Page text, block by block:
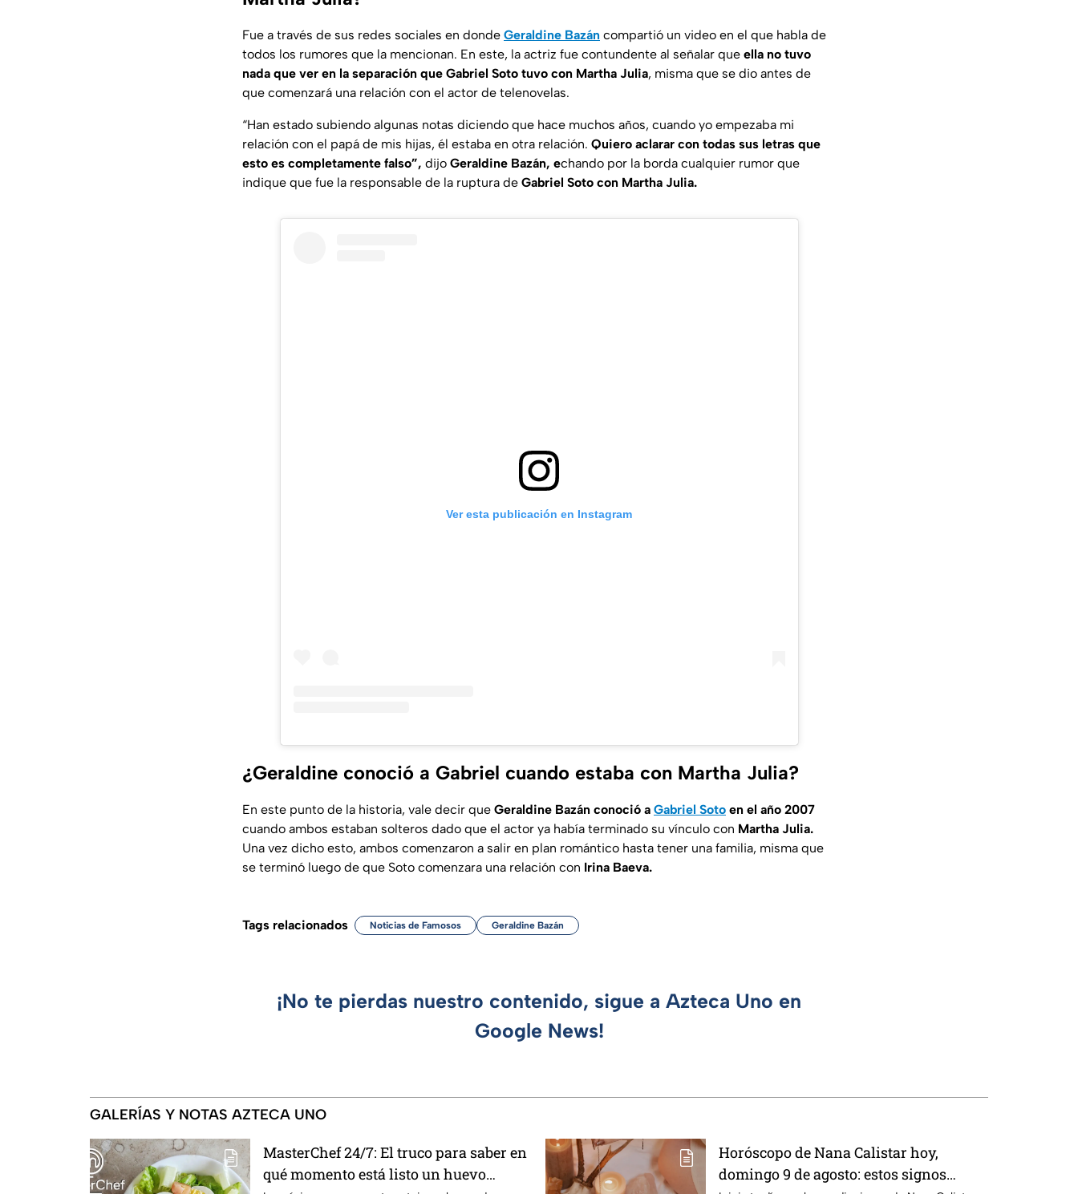
Fue a través de sus redes sociales en donde Geraldine Bazán compartió un video en el que habla de
todos los rumores que la mencionan. En este, la actriz fue contundente al señalar que ella no tuvo
nada que ver en la separación que Gabriel Soto tuvo con Martha Julia, misma que se dio antes de
que comenzará una relación con el actor de telenovelas.
“Han estado subiendo algunas notas diciendo que hace muchos años, cuando yo empezaba mi
relación con el papá de mis hijas, él estaba en otra relación. Quiero aclarar con todas sus letras que
esto es completamente falso”, dijo Geraldine Bazán, echando por la borda cualquier rumor que
indique que fue la responsable de la ruptura de Gabriel Soto con Martha Julia.
Ver esta publicación en Instagram
¿Geraldine conoció a Gabriel cuando estaba con Martha Julia?
En este punto de la historia, vale decir que Geraldine Bazán conoció a Gabriel Soto en el año 2007
cuando ambos estaban solteros dado que el actor ya había terminado su vínculo con Martha Julia.
Una vez dicho esto, ambos comenzaron a salir en plan romántico hasta tener una familia, misma que
se terminó luego de que Soto comenzara una relación con Irina Baeva.
Tags relacionados Noticias de Famosos Geraldine Bazán
¡No te pierdas nuestro contenido, sigue a Azteca Uno en
Google News!
GALERÍAS Y NOTAS AZTECA UNO
MasterChef 24/7: El truco para saber en
qué momento está listo un huevo
Horóscopo de Nana Calistar hoy,
domingo 9 de agosto: estos signos